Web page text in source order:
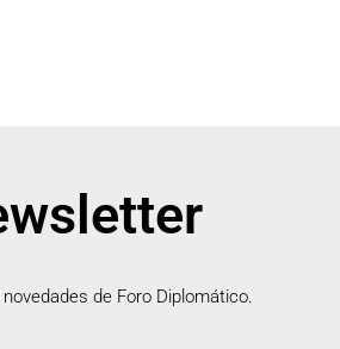
de Foro Diplomático.